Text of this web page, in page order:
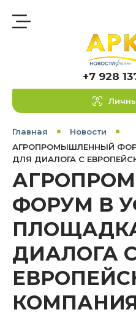
+7 928
Главная
Новости
АГРОПРОМЫШЛЕННЫЙ
ДЛЯ ДИАЛОГА С
ФОРУМ В
ДИАЛОГА